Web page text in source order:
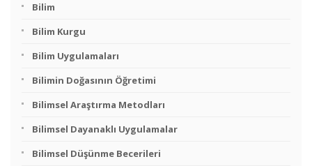
Bilim
Bilim Kurgu
Bilim Uygulamaları
Bilimin Doğasının Öğretimi
Bilimsel Araştırma Metodları
Bilimsel Dayanaklı Uygulamalar
Bilimsel Düşünme Becerileri